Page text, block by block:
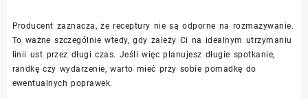
Producent zaznacza, że receptury nie są odporne na rozmazywanie.
To ważne szczególnie wtedy, gdy zależy Ci na idealnym utrzymaniu
linii ust przez długi czas. Jeśli więc planujesz długie spotkanie,
randkę czy wydarzenie, warto mieć przy sobie pomadkę do
ewentualnych poprawek.